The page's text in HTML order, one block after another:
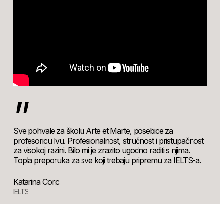
”
Sve pohvale za školu Arte et Marte, posebice za
profesoricu Ivu. Profesionalnost, stručnost i pristupačnost
za visokoj razini. Bilo mi je zrazito ugodno raditi s njima.
Topla preporuka za sve koji trebaju pripremu za IELTS-a.
Katarina Coric
IELTS